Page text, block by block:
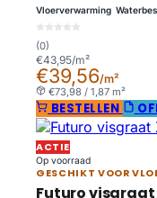
Vloerverwarming
(0)
€43,95/m²
€39,56/m²
€73,98 / 1,87 m²
BESTELLEN
ACTIE
Op voorraad
GESCHIKT VOOR
Futuro visgraat